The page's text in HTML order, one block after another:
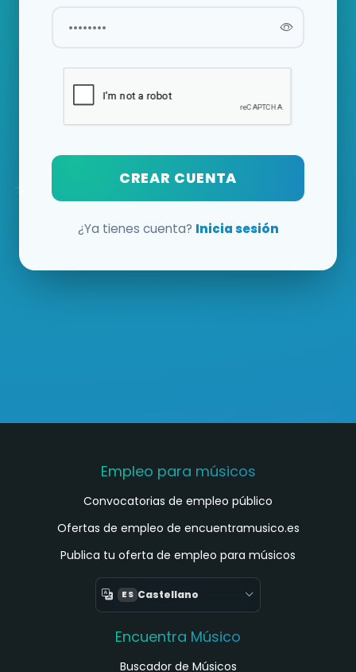
CREAR CUENTA
¿Ya tienes cuenta? Inicia sesión
Empleo para músicos
Convocatorias de empleo público
Ofertas de empleo de encuentramusico.es
Publica tu oferta de empleo para músicos
ES Castellano
Encuentra Músico
Buscador de Músicos